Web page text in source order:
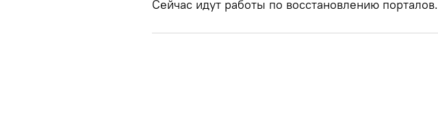
Сейчас идут работы по восстановлению порталов.